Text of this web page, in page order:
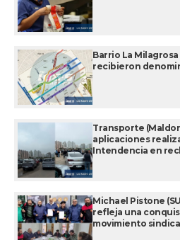
Barrio La
recibieron
Transporte
aplicaciones
Intendencia en
Michael Pistone
refleja una
movimiento